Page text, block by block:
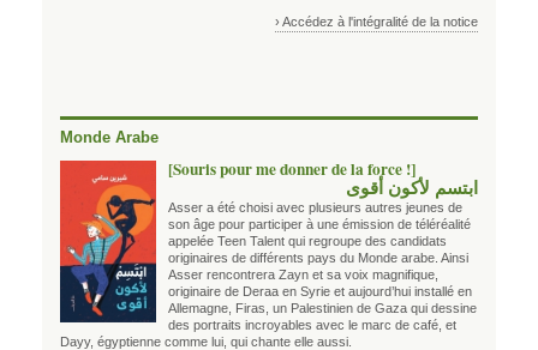
› Accédez à l'intégralité de la notice
Monde Arabe
[Souris pour me donner de la force !]
ابتسم لأكون أقوى
Asser a été choisi avec plusieurs autres jeunes de
son âge pour participer à une émission de téléréalité
appelée Teen Talent qui regroupe des candidats
originaires de différents pays du Monde arabe. Ainsi
Asser rencontrera Zayn et sa voix magnifique,
originaire de Deraa en Syrie et aujourd’hui installé en
Allemagne, Firas, un Palestinien de Gaza qui dessine
des portraits incroyables avec le marc de café, et
Dayy, égyptienne comme lui, qui chante elle aussi.